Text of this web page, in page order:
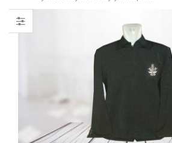
66 Jalan Menuju
Menemukan
Luka, Cinta, dan
Sehari-hari
Rp. 0